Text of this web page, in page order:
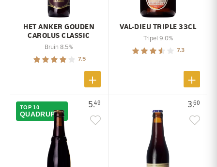
HET ANKER GOUDEN
CAROLUS CLASSIC
Bruin 8.5%
7.5
VAL-DIEU TRIPLE 33CL
Tripel 9.0%
7.3
5.49
TOP 10
QUADRUPEL
3.60